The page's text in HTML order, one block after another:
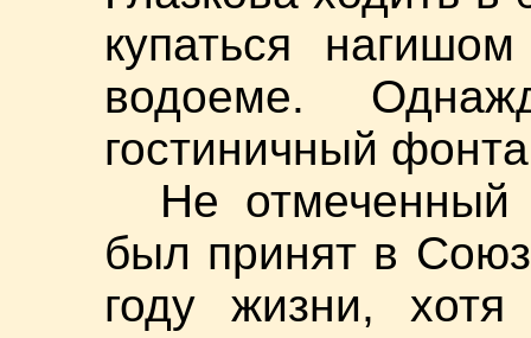
купаться
водоеме.
гостиничный
Не отмеченный
был принят в
году жизни,